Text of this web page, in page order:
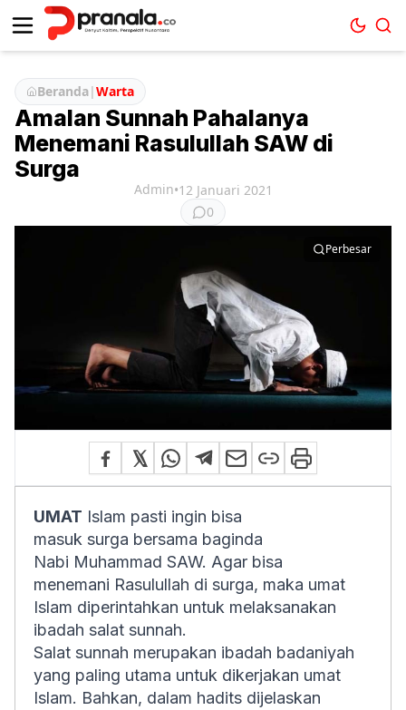
Beranda|Warta
Amalan Sunnah Pahalanya
Menemani Rasulullah SAW di
Surga
Admin•12 Januari 2021
0
Perbesar
UMAT Islam pasti ingin bisa
masuk surga bersama baginda
Nabi Muhammad SAW. Agar bisa
menemani Rasulullah di surga, maka umat
Islam diperintahkan untuk melaksanakan
ibadah salat sunnah.
Salat sunnah merupakan ibadah badaniyah
yang paling utama untuk dikerjakan umat
Islam. Bahkan, dalam hadits dijelaskan